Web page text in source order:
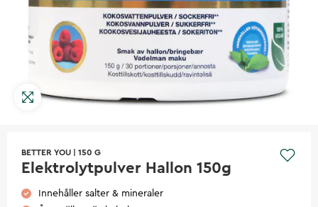
BETTER YOU 150 G
Elektrolytpulver Hallon 150g
Innehåller salter & mineraler